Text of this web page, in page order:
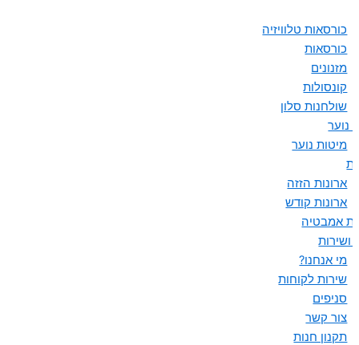
כורסאות טלוויזיה
כורסאות
מזנונים
קונסולות
שולחנות סלון
נוער
מיטות נוער
ארונות הזזה
ארונות קודש
אמבטיה
ושירות
מי אנחנו?
שירות לקוחות
סניפים
צור קשר
תקנון חנות